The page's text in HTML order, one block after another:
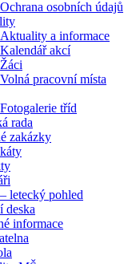
Ochrana osobních údajů
Aktuality a informace
Kalendář akcí
Žáci
Volná pracovní místa
Fotogalerie tříd
rada
zakázky
letecký pohled
deska
informace